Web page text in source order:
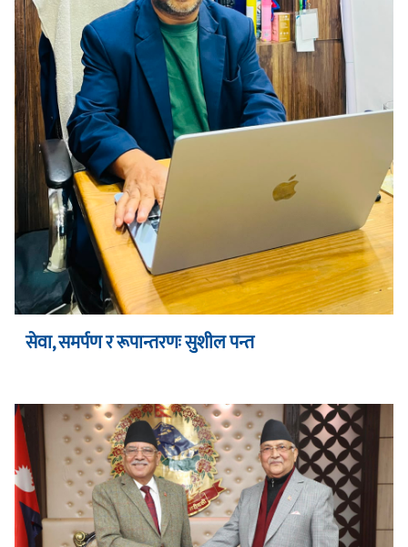
सेवा, समर्पण र रूपान्तरणः सुशील पन्त